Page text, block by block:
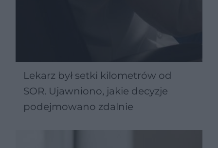
Lekarz był setki kilometrów od
SOR. Ujawniono, jakie decyzje
podejmowano zdalnie